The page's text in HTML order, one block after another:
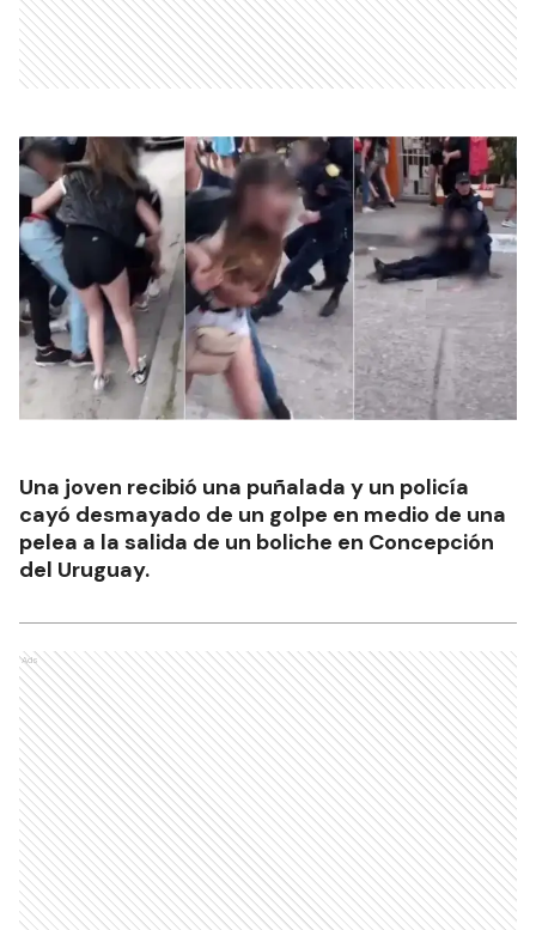
Una joven recibió una puñalada y un policía
cayó desmayado de un golpe en medio de una
pelea a la salida de un boliche en Concepción
del Uruguay.
Ads